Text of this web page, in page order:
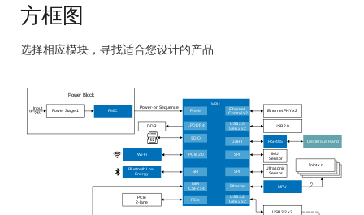
多核Arm
实现实时的运动控制和传感器融合，从而确保机器人
操作流畅、反应灵敏。
方框图
选择相应模块，寻找适合您设计的产品
interactive
block
Power Block
PMIC
Power Stage 1
Input
24V
Power-on Sequence
DDR
Wi-Fi
Bluetooth Low
Energy
PCIe
2-lane
Ethernet PHY x2
USB 2.0
RS-485 Dexterous Hand
IMU
Sensor
Ultrasonic
Sensor
USB 3.2 x2
Joint x n
n
MPU
MPU
Power
LPDDR4
SDIO
PCIe 2.0
SPI
PCIe
Ethernet
Control x2
USB 2.0
Gen 2 x2
UART
SPI
SPI
Ethernet
USB 3.2
Gen 2 x2
MIPI
CSI-2 x4